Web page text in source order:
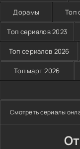
Дорамы Топ
Топ сериалов 2023
Топ сериалов 2026
Топ март 2026
Смотреть сериалы